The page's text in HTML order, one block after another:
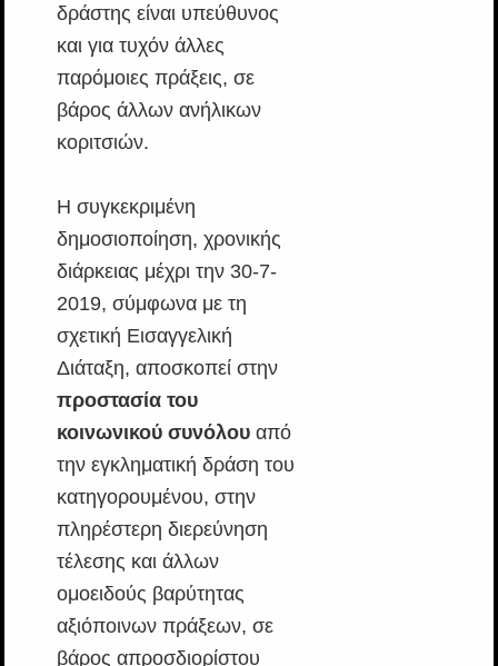
δράστης είναι υπεύθυνος
και για τυχόν άλλες
παρόμοιες πράξεις, σε
βάρος άλλων ανήλικων
κοριτσιών.
Η συγκεκριμένη
δημοσιοποίηση, χρονικής
διάρκειας μέχρι την 30-7-
2019, σύμφωνα με τη
σχετική Εισαγγελική
Διάταξη, αποσκοπεί στην
προστασία του
κοινωνικού συνόλουαπό
την εγκληματική δράση του
κατηγορουμένου, στην
πληρέστερη διερεύνηση
τέλεσης και άλλων
ομοειδούς βαρύτητας
αξιόποινων πράξεων, σε
βάρος απροσδιορίστου